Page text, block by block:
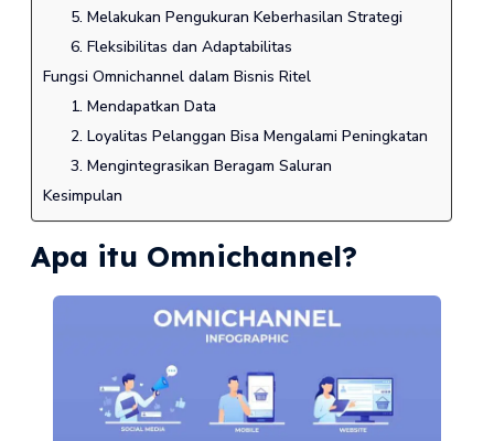
5. Melakukan Pengukuran Keberhasilan Strategi
6. Fleksibilitas dan Adaptabilitas
Fungsi Omnichannel dalam Bisnis Ritel
1. Mendapatkan Data
2. Loyalitas Pelanggan Bisa Mengalami Peningkatan
3. Mengintegrasikan Beragam Saluran
Kesimpulan
Apa itu Omnichannel?